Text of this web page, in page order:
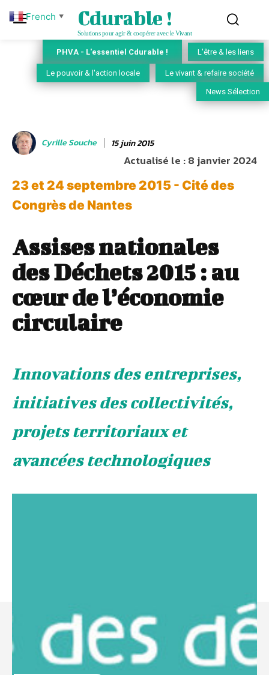
Cdurable !
Solutions pour agir & coopérer avec le Vivant
PHVA - L'essentiel Cdurable ! L'être & les liens
Le pouvoir & l'action locale Le vivant & refaire société
News Sélection
Cyrille Souche 15 juin 2015
Actualisé le :8 janvier 2024
23 et 24 septembre 2015 - Cité des
Congrès de Nantes
Assises nationales
des Déchets 2015 : au
cœur de l’économie
circulaire
Innovations des entreprises,
initiatives des collectivités,
projets territoriaux et
avancées technologiques
French ▼